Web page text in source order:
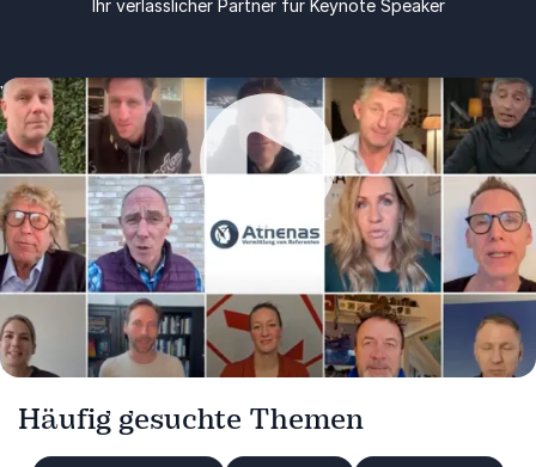
Ihr verlässlicher Partner für Keynote Speaker
Wiedergabe
Wir bei Athenas glauben an starke Partnerschaften –
und unsere Speaker bestätigen es. Doch verlassen
Sie sich nicht nur auf unser Wort: Hören Sie gerne
selbst, was erfahrene Referenten über die
Zusammenarbeit mit Athenas sagen.
Häufig gesuchte Themen